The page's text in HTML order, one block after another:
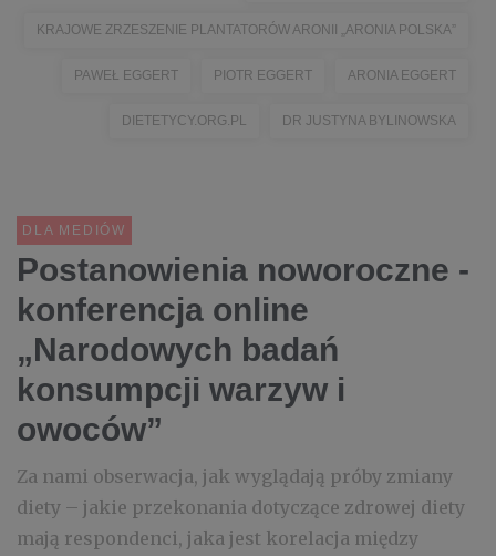
KRAJOWE ZRZESZENIE PLANTATORÓW ARONII „ARONIA POLSKA”
PAWEŁ EGGERT PIOTR EGGERT ARONIA EGGERT
DIETETYCY.ORG.PL DR JUSTYNA BYLINOWSKA
DLA MEDIÓW
Postanowienia noworoczne -
konferencja online
„Narodowych badań
konsumpcji warzyw i
owoców”
Za nami obserwacja, jak wyglądają próby zmiany
diety – jakie przekonania dotyczące zdrowej diety
mają respondenci, jaka jest korelacja między